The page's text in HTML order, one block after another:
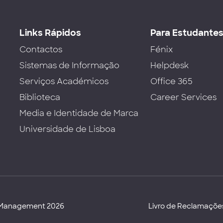
Links Rápidos
Contactos
Sistemas de Informação
Serviços Académicos
Biblioteca
Media e Identidade de Marca
Universidade de Lisboa
Para
Fénix
Helpdesk
Office 365
Career Services
2026 Livro de